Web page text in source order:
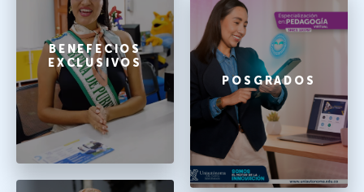
BENEFECIOS
EXCLUSIVOS
POSGRADOS